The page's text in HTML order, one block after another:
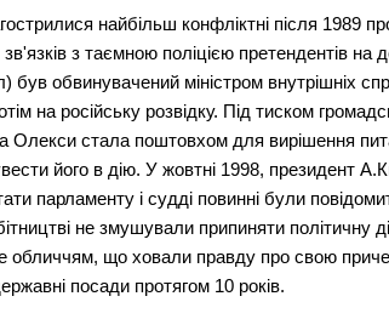
найбільш конфліктні після
з таємною поліцією претендентів
був обвинувачений міністром внутрішніх
на російську розвідку. Під тиском
стала поштовхом для вирішення
його в дію. У жовтні 1998, президент
парламенту і судді повинні були
не змушували припиняти політичну
обличчям, що ховали правду про свою
посади протягом 10 років.